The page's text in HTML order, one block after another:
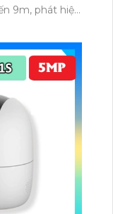
9m, phát hiện